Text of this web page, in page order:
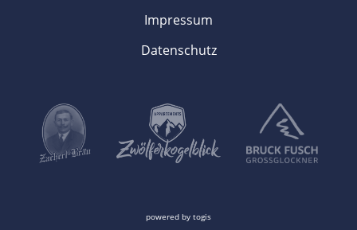
Impressum
Datenschutz
powered by togis